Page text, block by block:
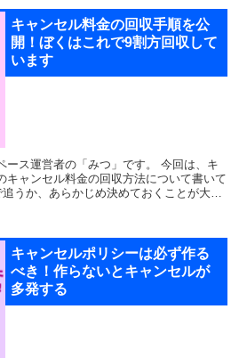
キャンセル料金の回収手順を公
開！ぼくはこれで9割方回収して
います
ース運営者の「みつ」です。 今回は、キ
キャンセル料金の回収方法について書いて
うか、あらかじめ決めておくことが大切
キャンセルポリシーは必ず作る
べき！作らないとキャンセルが
多発する